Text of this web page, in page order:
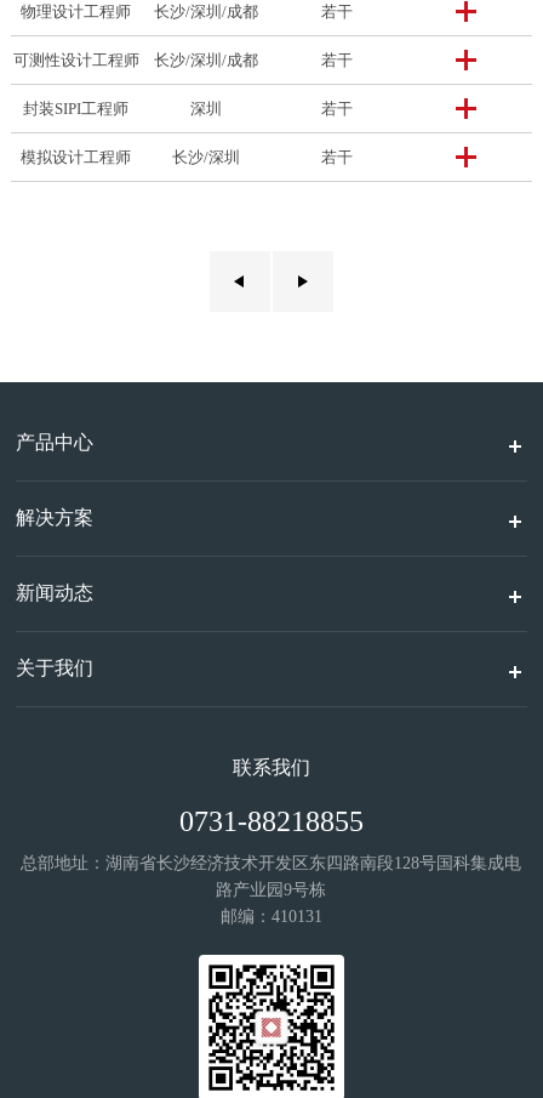
物理设计工程师 长沙/深圳/成都 若干
可测性设计工程师 长沙/深圳/成都 若干
封装SIPI工程师 深圳 若干
模拟设计工程师 长沙/深圳 若干
产品中心
解决方案
新闻动态
关于我们
联系我们
0731-88218855
总部地址：湖南省长沙经济技术开发区东四路南段128号国科集成电
路产业园9号栋
邮编：410131